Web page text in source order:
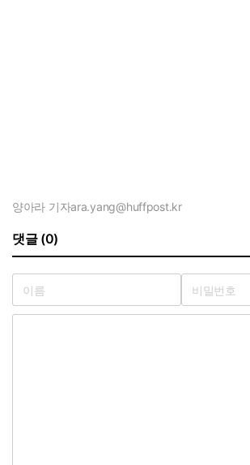
양아라 기자ara.yang@huffpost.kr
댓글 (0)